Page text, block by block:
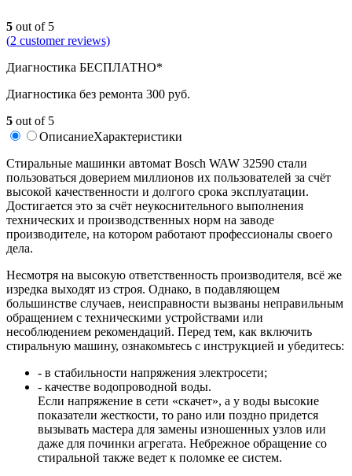
5 out of 5
(2 customer reviews)
Диагностика БЕСПЛАТНО*
Диагностика без ремонта 300 руб.
5 out of 5
ОписаниеХарактеристики
Стиральные машинки автомат Bosch WAW 32590 стали
пользоваться доверием миллионов их пользователей за счёт
высокой качественности и долгого срока эксплуатации.
Достигается это за счёт неукоснительного выполнения
технических и производственных норм на заводе
производителе, на котором работают профессионалы своего
дела.
Несмотря на высокую ответственность производителя, всё же
изредка выходят из строя. Однако, в подавляющем
большинстве случаев, неисправности вызваны неправильным
обращением с техническими устройствами или
несоблюдением рекомендаций. Перед тем, как включить
стиральную машину, ознакомьтесь с инструкцией и убедитесь:
- в стабильности напряжения электросети;
- качестве водопроводной воды.
Если напряжение в сети «скачет», а у воды высокие
показатели жесткости, то рано или поздно придется
вызывать мастера для замены изношенных узлов или
даже для починки агрегата. Небрежное обращение со
стиральной также ведет к поломке ее систем.